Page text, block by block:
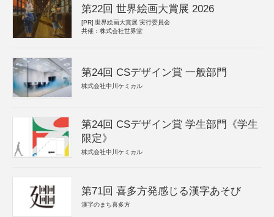
第22回 世界絵画大賞展 2026
[PR] 世界絵画大賞展 実行委員会
共催：株式会社世界堂
第24回 CSデザイン賞 一般部門
株式会社中川ケミカル
第24回 CSデザイン賞 学生部門《学生
限定》
株式会社中川ケミカル
第71回 喜多方発感じる漢字あそび
漢字のまち喜多方